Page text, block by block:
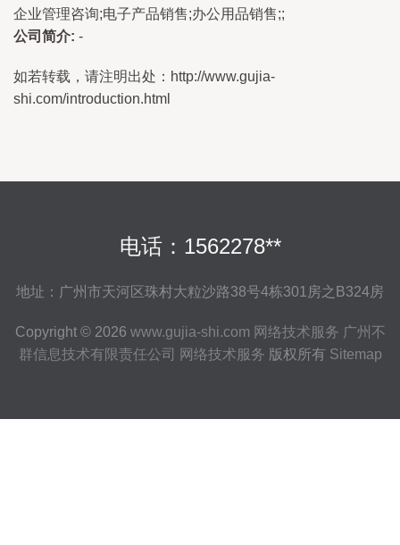
企业管理咨询;电子产品销售;办公用品销售;;
公司简介: -
如若转载，请注明出处：http://www.gujia-
shi.com/introduction.html
电话：1562278**
地址：广州市天河区珠村大粒沙路38号4栋301房之B324房
Copyright © 2026 www.gujia-shi.com 网络技术服务 广州不
群信息技术有限责任公司
网络技术服务 版权所有 Sitemap